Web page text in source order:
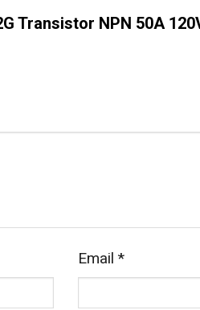
Transistor NPN 50A
Email *